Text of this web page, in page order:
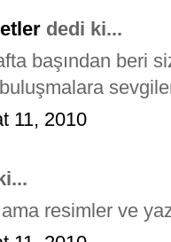
dedi ki...
başından beri
11, 2010
resimler ve